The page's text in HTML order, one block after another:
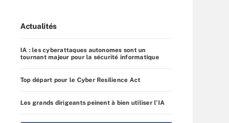
Actualités
IA : les cyberattaques autonomes sont un
tournant majeur pour la sécurité informatique
Top départ pour le Cyber Resilience Act
Les grands dirigeants peinent à bien utiliser l’IA